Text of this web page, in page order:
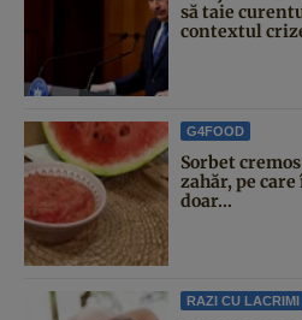
să taie
contextul
G4FOOD
Sorbet
zahăr, pe
doar...
RAZI CU LACRIMI